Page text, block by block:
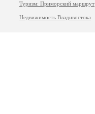
Туризм: Приморский маршрут
Недвижимость Владивостока